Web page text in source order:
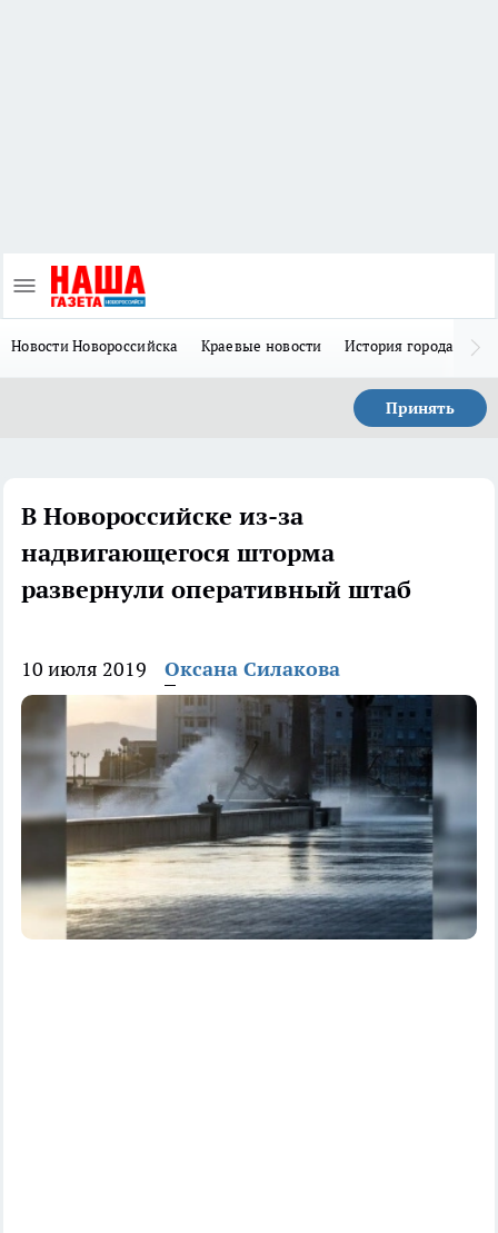
Новости Новороссийска Краевые новости История города Н
Принять
В Новороссийске из-за
надвигающегося шторма
развернули оперативный штаб
10 июля 2019 Оксана Силакова